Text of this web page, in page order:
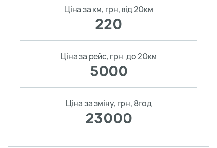
Ціна за км, грн, від 20км
220
Ціна за рейс, грн, до 20км
5000
Ціна за зміну, грн, 8год
23000